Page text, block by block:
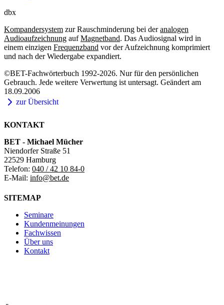
dbx
Kompandersystem zur Rauschminderung bei deranalogen
Audioaufzeichnung aufMagnetband. Das Audiosignal wird in
einem einzigen Frequenzband vor der Aufzeichnung komprimiert
und nach der Wiedergabe expandiert.
©BET-Fachwörterbuch 1992-2026. Nur für den persönlichen
Gebrauch. Jede weitere Verwertung ist untersagt. Geändert am
18.09.2006
zur Übersicht
KONTAKT
BET - Michael Mücher
Niendorfer Straße 51
22529 Hamburg
Telefon: 040 / 42 10 84-0
E-Mail: info@bet.de
SITEMAP
Seminare
Kundenmeinungen
Fachwissen
Über uns
Kontakt